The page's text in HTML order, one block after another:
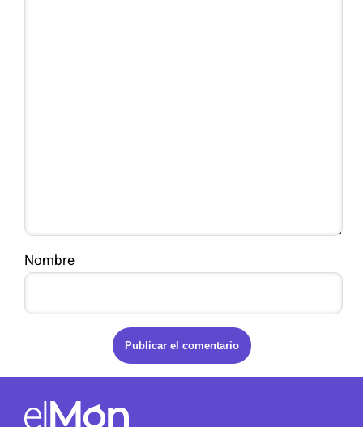
Nombre